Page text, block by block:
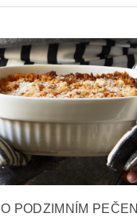
O PODZIMNÍM PEČENÍ